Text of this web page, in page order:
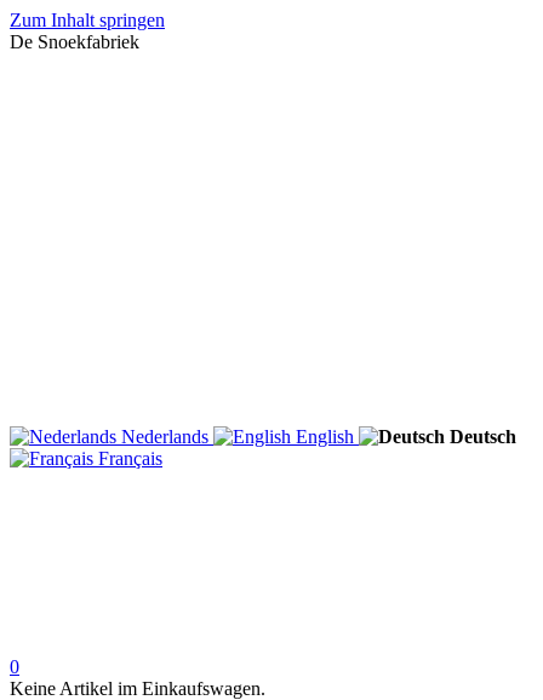
Zum Inhalt springen
De Snoekfabriek
Nederlands English
Deutsch
Français
0
Keine Artikel im Einkaufswagen.